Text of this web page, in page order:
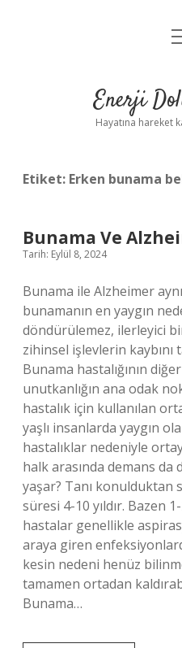
Yasal
Enerji
Hayatına hareket
Etiket: Erken bunama
Bunama Ve
Tarih: Eylül 8, 2024
Bunama ile Alzheimer
bunamanın en yaygın
döndürülemez, ilerleyici
zihinsel işlevlerin kaybını
Bunama hastalığının
unutkanlığın ana odak
hastalık için kullanılan
yaşlı insanlarda yaygın
hastalıklar nedeniyle
halk arasında demans da
yaşar? Tanı konulduktan
süresi 4-10 yıldır. Bazen
hastalar genellikle
araya giren
kesin nedeni henüz
tamamen ortadan
Bunama…